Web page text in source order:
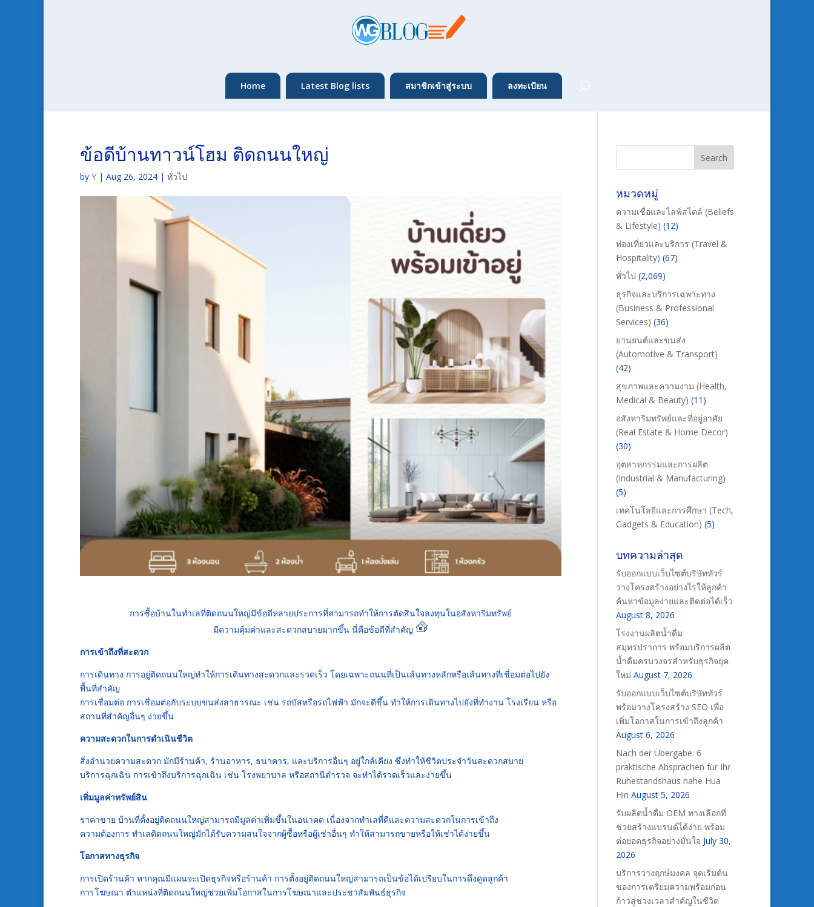
Home Latest Blog lists สมาชิกเข้าสู่ระบบ ลงทะเบียน
ข้อดีบ้านทาวน์โฮม ติดถนนใหญ่
by Y | Aug 26, 2024 | ทั่วไป
การซื้อบ้านในทำเลที่ติดถนนใหญ่มีข้อดีหลายประการที่สามารถทำให้การตัดสินใจลงทุนในอสังหาริมทรัพย์
มีความคุ้มค่าและสะดวกสบายมากขึ้น นี่คือข้อดีที่สำคัญ
การเข้าถึงที่สะดวก
การเดินทาง การอยู่ติดถนนใหญ่ทำให้การเดินทางสะดวกและรวดเร็ว โดยเฉพาะถนนที่เป็นเส้นทางหลักหรือเส้นทางที่เชื่อมต่อไปยัง
พื้นที่สำคัญ
การเชื่อมต่อ การเชื่อมต่อกับระบบขนส่งสาธารณะ เช่น รถบัสหรือรถไฟฟ้า มักจะดีขึ้น ทำให้การเดินทางไปยังที่ทำงาน โรงเรียน หรือ
สถานที่สำคัญอื่นๆ ง่ายขึ้น
ความสะดวกในการดำเนินชีวิต
สิ่งอำนวยความสะดวก มักมีร้านค้า, ร้านอาหาร, ธนาคาร, และบริการอื่นๆ อยู่ใกล้เคียง ซึ่งทำให้ชีวิตประจำวันสะดวกสบาย
บริการฉุกเฉิน การเข้าถึงบริการฉุกเฉิน เช่น โรงพยาบาล หรือสถานีตำรวจ จะทำได้รวดเร็วและง่ายขึ้น
เพิ่มมูลค่าทรัพย์สิน
ราคาขาย บ้านที่ตั้งอยู่ติดถนนใหญ่สามารถมีมูลค่าเพิ่มขึ้นในอนาคต เนื่องจากทำเลที่ดีและความสะดวกในการเข้าถึง
ความต้องการ ทำเลติดถนนใหญ่มักได้รับความสนใจจากผู้ซื้อหรือผู้เช่าอื่นๆ ทำให้สามารถขายหรือให้เช่าได้ง่ายขึ้น
โอกาสทางธุรกิจ
การเปิดร้านค้า หากคุณมีแผนจะเปิดธุรกิจหรือร้านค้า การตั้งอยู่ติดถนนใหญ่สามารถเป็นข้อได้เปรียบในการดึงดูดลูกค้า
การโฆษณา ตำแหน่งที่ติดถนนใหญ่ช่วยเพิ่มโอกาสในการโฆษณาและประชาสัมพันธ์ธุรกิจ
หมวดหมู่
ความเชื่อและไลฟ์สไตล์ (Beliefs
& Lifestyle) (12)
ท่องเที่ยวและบริการ (Travel &
Hospitality) (67)
ทั่วไป (2,069)
ธุรกิจและบริการเฉพาะทาง
(Business & Professional
Services) (36)
ยานยนต์และขนส่ง
(Automotive & Transport)
(42)
สุขภาพและความงาม (Health,
Medical & Beauty) (11)
อสังหาริมทรัพย์และที่อยู่อาศัย
(Real Estate & Home Decor)
(30)
อุตสาหกรรมและการผลิต
(Industrial & Manufacturing)
(5)
เทคโนโลยีและการศึกษา (Tech,
Gadgets & Education) (5)
บทความล่าสุด
รับออกแบบเว็บไซต์บริษัททัวร์
วางโครงสร้างอย่างไรให้ลูกค้า
ค้นหาข้อมูลง่ายและติดต่อได้เร็ว
August 8, 2026
โรงงานผลิตน้ำดื่ม
สมุทรปราการ พร้อมบริการผลิต
น้ำดื่มครบวงจรสำหรับธุรกิจยุค
ใหม่ August 7, 2026
รับออกแบบเว็บไซต์บริษัททัวร์
พร้อมวางโครงสร้าง SEO เพื่อ
เพิ่มโอกาสในการเข้าถึงลูกค้า
August 6, 2026
Nach der Übergabe: 6
praktische Absprachen für Ihr
Ruhestandshaus nahe Hua
Hin August 5, 2026
รับผลิตน้ำดื่ม OEM ทางเลือกที่
ช่วยสร้างแบรนด์ได้ง่าย พร้อม
ต่อยอดธุรกิจอย่างมั่นใจ July 30,
2026
บริการวางฤกษ์มงคล จุดเริ่มต้น
ของการเตรียมความพร้อมก่อน
ก้าวสู่ช่วงเวลาสำคัญในชีวิต